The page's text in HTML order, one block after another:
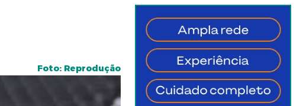
Foto: Reprodução